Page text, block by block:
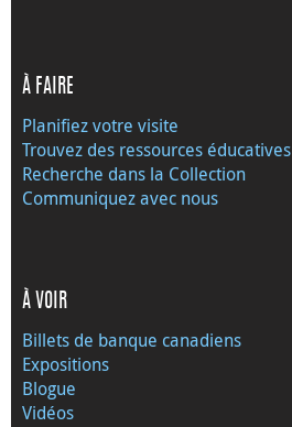
À FAIRE
Planifiez votre visite
Trouvez des ressources éducatives
Recherche dans la Collection
Communiquez avec nous
À VOIR
Billets de banque canadiens
Expositions
Blogue
Vidéos